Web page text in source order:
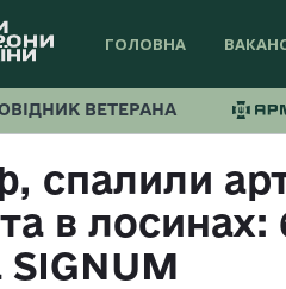
ГОЛОВНА
ВЕТЕРАНА
спалили
в лосинах:
SIGNUM